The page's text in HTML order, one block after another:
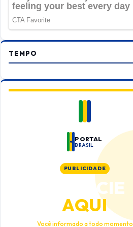
TEMPO
PORTAL
BRASIL
PUBLICIDADE
ANUNCIE
AQUI
Você informado a todo momento